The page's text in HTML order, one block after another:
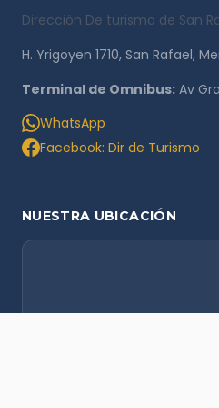
Dirección De turismo de San
H. Yrigoyen 1710, San Rafael,
Terminal de Omnibus: Av
WhatsApp
Facebook: Dir de Turismo
NUESTRA UBICACIÓN